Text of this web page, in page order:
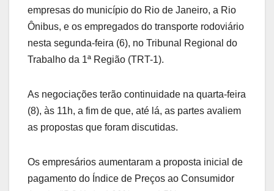
empresas do município do Rio de Janeiro, a Rio
Ônibus, e os empregados do transporte rodoviário
nesta segunda-feira (6), no Tribunal Regional do
Trabalho da 1ª Região (TRT-1).
As negociações terão continuidade na quarta-feira
(8), às 11h, a fim de que, até lá, as partes avaliem
as propostas que foram discutidas.
Os empresários aumentaram a proposta inicial de
pagamento do Índice de Preços ao Consumidor